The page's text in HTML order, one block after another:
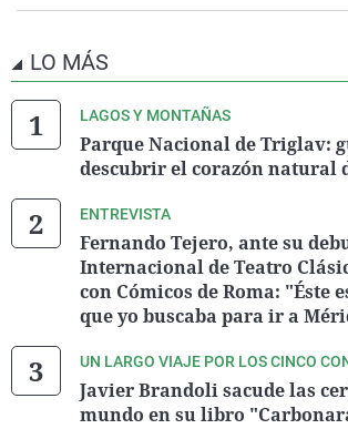
LO MÁS
LAGOS Y MONTAÑAS
Parque Nacional de Triglav:
descubrir el corazón natural
ENTREVISTA
Fernando Tejero, ante su
Internacional de Teatro
con Cómicos de Roma: "Éste
que yo buscaba para ir a
UN LARGO VIAJE POR LOS CINCO
Javier Brandoli sacude las
mundo en su libro